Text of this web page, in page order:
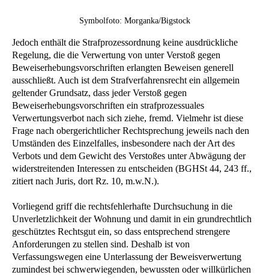
Symbolfoto: Morganka/Bigstock
Jedoch enthält die Strafprozessordnung keine ausdrückliche
Regelung, die die Verwertung von unter Verstoß gegen
Beweiserhebungsvorschriften erlangten Beweisen generell
ausschließt. Auch ist dem Strafverfahrensrecht ein allgemein
geltender Grundsatz, dass jeder Verstoß gegen
Beweiserhebungsvorschriften ein strafprozessuales
Verwertungsverbot nach sich ziehe, fremd. Vielmehr ist diese
Frage nach obergerichtlicher Rechtsprechung jeweils nach den
Umständen des Einzelfalles, insbesondere nach der Art des
Verbots und dem Gewicht des Verstoßes unter Abwägung der
widerstreitenden Interessen zu entscheiden (BGHSt 44, 243 ff.,
zitiert nach Juris, dort Rz. 10, m.w.N.).
Vorliegend griff die rechtsfehlerhafte Durchsuchung in die
Unverletzlichkeit der Wohnung und damit in ein grundrechtlich
geschütztes Rechtsgut ein, so dass entsprechend strengere
Anforderungen zu stellen sind. Deshalb ist von
Verfassungswegen eine Unterlassung der Beweisverwertung
zumindest bei schwerwiegenden, bewussten oder willkürlichen